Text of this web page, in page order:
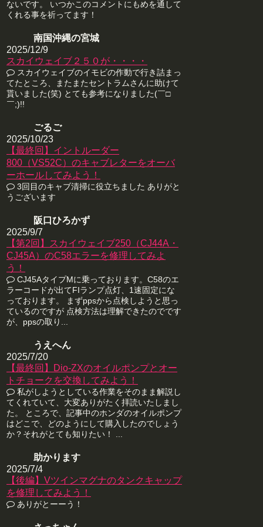
ないです。 いつかこのコメントにもめを通して
くれる事を祈ってます！
南国沖縄の宮城
2025/12/9
スカイウェイブ２５０が・・・・
スカイウェイブのイモビの作動で行き詰まっ
てたところ、またまたセントラムさんに助けて
貰いました(笑) とても参考になりました(￣□
￣;)!!
ごるご
2025/10/23
【最終回】イントルーダー
800（VS52C）のキャブレターをオーバ
ーホールしてみよう！
3回目のキャブ清掃に役立ちました ありがと
うございます
阪口ひろかず
2025/9/7
【第2回】スカイウェイブ250（CJ44A・
CJ45A）のC58エラーを修理してみよ
う！
CJ45AタイプMに乗っております。C58のエ
ラーコードが出てFIランプ点灯、1速固定にな
っております。 まずppsから点検しようと思っ
ているのですが 点検方法は理解できたのでです
が、ppsの取り...
うえへん
2025/7/20
【最終回】Dio-ZXのオイルポンプとオー
トチョークを交換してみよう！
私がしようとしている作業をそのまま解説し
てくれていて、大変ありがたく拝読いたしまし
た。 ところで、記事中のホンダのオイルポンプ
はどこで、どのようにして購入したのでしょう
か？それがとても知りたい！ ...
助かります
2025/7/4
【後編】Vツインマグナのタンクキャップ
を修理してみよう！
ありがとーーう！